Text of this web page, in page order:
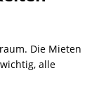
Die Mieten
alle